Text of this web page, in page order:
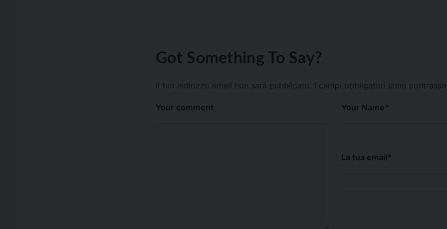
Got Something To Say?
Il tuo indirizzo email non sarà pubblicato. I campi obbligatori sono
Your comment Your Name*
La tua email*